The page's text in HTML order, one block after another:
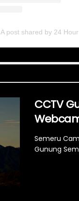
A post shared by 24
CCTV
Semeru
Gunung